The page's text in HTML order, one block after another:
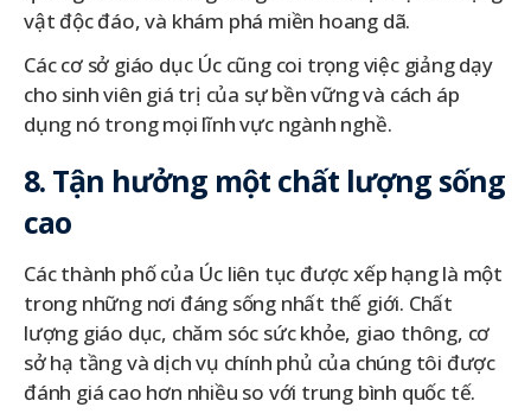
vật độc đáo, và khám phá miền hoang dã.
Các cơ sở giáo dục Úc cũng coi trọng việc giảng dạy
cho sinh viên giá trị của sự bền vững và cách áp
dụng nó trong mọi lĩnh vực ngành nghề.
8. Tận hưởng một chất lượng sống
cao
Các thành phố của Úc liên tục được xếp hạng là một
trong những nơi đáng sống nhất thế giới. Chất
lượng giáo dục, chăm sóc sức khỏe, giao thông, cơ
sở hạ tầng và dịch vụ chính phủ của chúng tôi được
đánh giá cao hơn nhiều so với trung bình quốc tế.